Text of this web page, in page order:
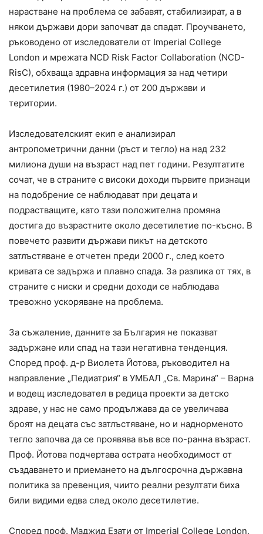
нарастване на проблема се забавят, стабилизират, а в
някои държави дори започват да спадат. Проучването,
ръководено от изследователи от Imperial College
London и мрежата NCD Risk Factor Collaboration (NCD-
RisC), обхваща здравна информация за над четири
десетилетия (1980–2024 г.) от 200 държави и
територии.
Изследователският екип е анализирал
антропометрични данни (ръст и тегло) на над 232
милиона души на възраст над пет години. Резултатите
сочат, че в страните с високи доходи първите признаци
на подобрение се наблюдават при децата и
подрастващите, като тази положителна промяна
достига до възрастните около десетилетие по-късно. В
повечето развити държави пикът на детското
затлъстяване е отчетен преди 2000 г., след което
кривата се задържа и плавно спада. За разлика от тях, в
страните с ниски и средни доходи се наблюдава
тревожно ускоряване на проблема.
За съжаление, данните за България не показват
задържане или спад на тази негативна тенденция.
Според проф. д-р Виолета Йотова, ръководител на
направление „Педиатрия“ в УМБАЛ „Св. Марина“ – Варна
и водещ изследовател в редица проекти за детско
здраве, у нас не само продължава да се увеличава
броят на децата със затлъстяване, но и наднорменото
тегло започва да се проявява във все по-ранна възраст.
Проф. Йотова подчертава острата необходимост от
създаването и приемането на дългосрочна държавна
политика за превенция, чиито реални резултати биха
били видими едва след около десетилетие.
Според проф. Маджид Езати от Imperial College London,